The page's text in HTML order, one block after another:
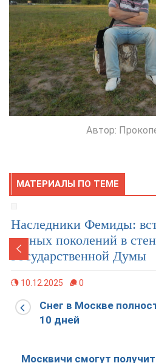
Автор:
МАТЕРИАЛЫ ПО ТЕМЕ
Наследники Фемиды:
разных поколений в
Государственной Думы
10.12.2025 0
Снег в Москве
10 дней
Москвичи смогут